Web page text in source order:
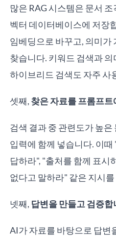
많은 RAG 시스템은 문서
벡터 데이터베이스에 저장
임베딩으로 바꾸고, 의미가
찾습니다. 키워드 검색과
하이브리드 검색도 자주 사
셋째, 찾은 자료를 프롬프트
검색 결과 중 관련도가 높은
입력에 함께 넣습니다. 이
답하라", "출처를 함께 표시
없다고 말하라" 같은 지시
넷째, 답변을 만들고 검증합
AI가 자료를 바탕으로 답변